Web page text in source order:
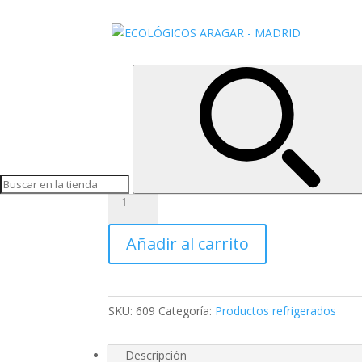
SALCHICHAS
SALCHICHAS
VIENESAS
DE
TOFU
cantidad
Añadir al carrito
SKU:609 Categoría: Productos refrigerados
Descripción